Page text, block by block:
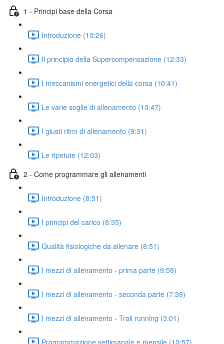
1 - Principi base della Corsa
Introduzione (10:26)
Il principio della Supercompensazione (12:33)
I meccanismi energetici della corsa (10:41)
Le varie soglie di allenamento (10:47)
I giusti ritmi di allenamento (9:31)
Le ripetute (12:03)
2 - Come programmare gli allenamenti
Introduzione (8:51)
I principi del carico (8:35)
Qualità fisiologiche da allenare (8:51)
I mezzi di allenamento - prima parte (9:58)
I mezzi di allenamento - seconda parte (7:39)
I mezzi di allenamento - Trail running (3:01)
Programmazione settimanale e mensile (10:57)